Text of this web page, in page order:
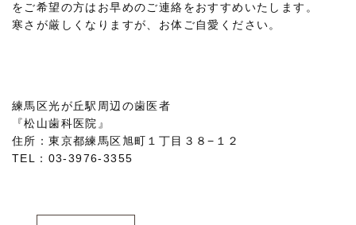
をご希望の方はお早めのご連絡をおすすめいたします。
寒さが厳しくなりますが、お体ご自愛ください。
練馬区光が丘駅周辺の歯医者
『松山歯科医院』
住所：東京都練馬区旭町１丁目３８−１２
TEL：03-3976-3355